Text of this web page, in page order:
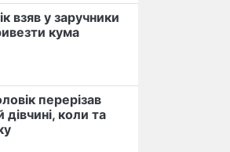
взяв у заручники
кума
перерізав
дівчині, коли та